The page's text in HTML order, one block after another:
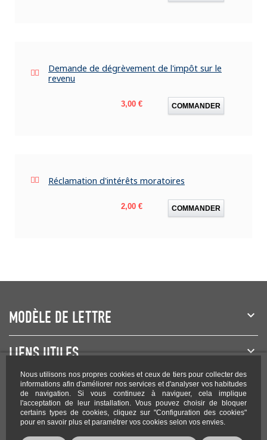
Nous utilisons nos propres cookies et ceux de tiers pour collecter des
informations afin d'améliorer nos services et d'analyser vos habitudes
de navigation. Si vous continuez à naviguer, cela implique
l'acceptation de leur installation. Vous pouvez choisir de bloquer
certains types de cookies, cliquez sur "Configuration des cookies"
pour en savoir plus et paramétrer vos cookies selon vos envies.
Demande de dégrèvement de l'impôt sur le
revenu
Prix
3,00 € COMMANDER
Réclamation d'intérêts moratoires
Prix
2,00 € COMMANDER
MODÈLE DE LETTRE
LIENS UTILES
NEWSLETTER